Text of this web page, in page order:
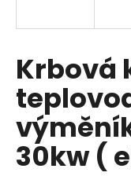
Krbová
30kw (
í
t
?